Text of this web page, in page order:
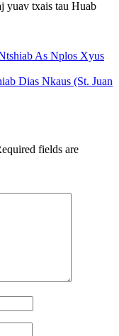
yuav txais tau Huab
As Nplos Xyus
Dias Nkaus (St. Juan
fields are